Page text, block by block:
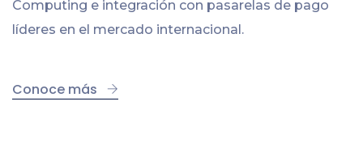
Computing e integración con pasarelas de pago
líderes en el mercado internacional.
Conoce más